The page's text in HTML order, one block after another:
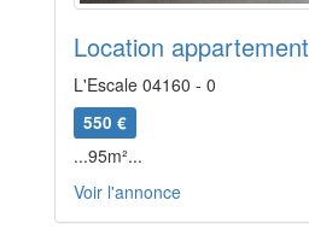
Location appartement
L'Escale 04160 - 0
550 €
...95m²...
Voir l'annonce